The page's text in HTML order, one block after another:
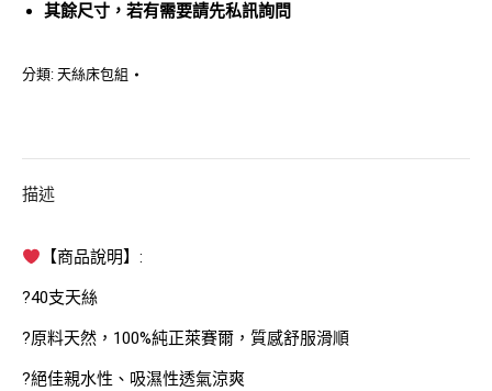
其餘尺寸，若有需要請先私訊詢問
分類: 天絲床包組
描述
【商品說明】:
?40支天絲
?原料天然，100%純正萊賽爾，質感舒服滑順
?絕佳親水性、吸濕性透氣涼爽